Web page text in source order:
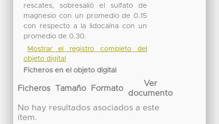
rescates, sobresalió el sulfato de
magnesio con un promedio de 0.15
con respecto a la lidocaína con un
promedio de 0.30.
Mostrar el registro completo del
objeto digital
Ficheros en el objeto digital
Ficheros Tamaño Formato
Ver
documento
No hay resultados asociados a este
ítem.